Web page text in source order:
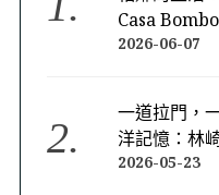
Casa
2026-06-07
一道拉門，
洋記憶：林
2026-05-23